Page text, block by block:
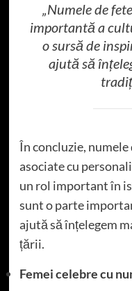
„Numele de
importantă a
o sursă de
ajută să
În concluzie,
asociate cu
un rol important în
sunt o parte
ajută să înțelegem
țării.
Femei celebre cu